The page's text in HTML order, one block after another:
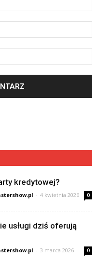
kredytowej?
- 4 kwietnia 2026 0
usługi dziś oferują
- 3 marca 2026 0